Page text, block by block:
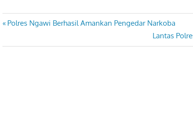
Navigasi
pos
Previous
Polres Ngawi Berhasil Amankan Pengedar Narkoba
Next
Post:
Lantas